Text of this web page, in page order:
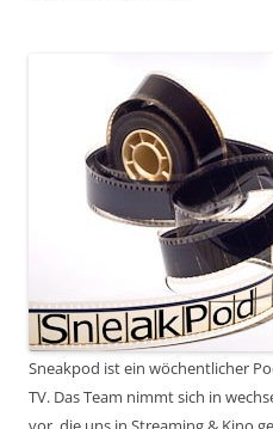
Sneakpod ist ein wöchentlicher
TV. Das Team nimmt sich in